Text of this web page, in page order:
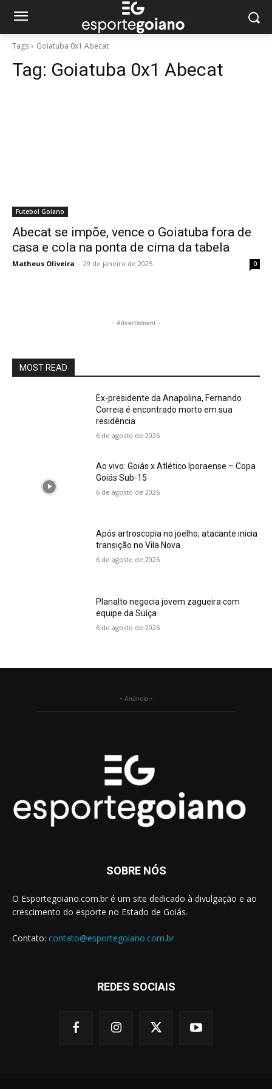
Tags Goiatuba 0x1 Abecat
Tag: Goiatuba 0x1 Abecat
Futebol Goiano
Abecat se impõe, vence o Goiatuba fora de
casa e cola na ponta de cima da tabela
Matheus Oliveira - 29 de janeiro de 2025 0
- Advertisment -
MOST READ
Ex-presidente da Anapolina, Fernando
Correia é encontrado morto em sua
residência
6 de agosto de 2026
Ao vivo: Goiás x Atlético Iporaense – Copa
Goiás Sub-15
6 de agosto de 2026
Após artroscopia no joelho, atacante inicia
transição no Vila Nova
6 de agosto de 2026
Planalto negocia jovem zagueira com
equipe da Suíça
6 de agosto de 2026
- Anúncio -
SOBRE NÓS
O Esportegoiano.com.br é um site dedicado à divulgação e ao
crescimento do esporte no Estado de Goiás.
Contato: contato@esportegoiano.com.br
REDES SOCIAIS